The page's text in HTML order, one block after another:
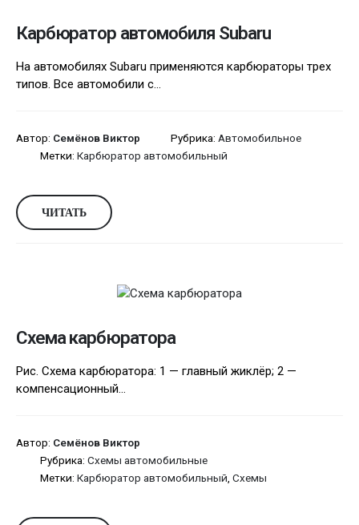
Карбюратор автомобиля Subaru
На автомобилях Subaru применяются карбюраторы трех
типов. Все автомобили с...
Автор: Семёнов Виктор Рубрика: Автомобильное
Метки: Карбюратор автомобильный
ЧИТАТЬ
Схема карбюратора
Рис. Схема карбюратора: 1 — главный жиклёр; 2 —
компенсационный...
Автор: Семёнов Виктор
Рубрика: Схемы автомобильные
Метки: Карбюратор автомобильный Схемы